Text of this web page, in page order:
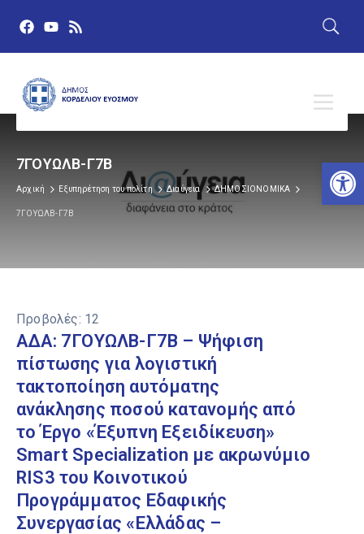
7ΓΟΥΩΛΒ-Γ7Β
Αρχική Εξυπηρέτηση του πολίτη Διαύγεια ΔΗΜΟΣΙΟΝΟΜΙΚΑ
7ΓΟΥΩΛΒ-Γ7Β
Προβολές: 12
ΑΔΑ: 7ΓΟΥΩΛΒ-Γ7Β – Ψήφιση
πίστωσης για λογιστική
τακτοποίηση αυτόματης
ανάκλησης ποσού κατανομής από
το Έργο «Έξυπνη Εξειδίκευση»
Smart Specialization με ακρωνύμιο
RIS3 του Κοινοτικού
Προγράμματος Εδαφικής
Συνεργασίας «Ελλάδας –